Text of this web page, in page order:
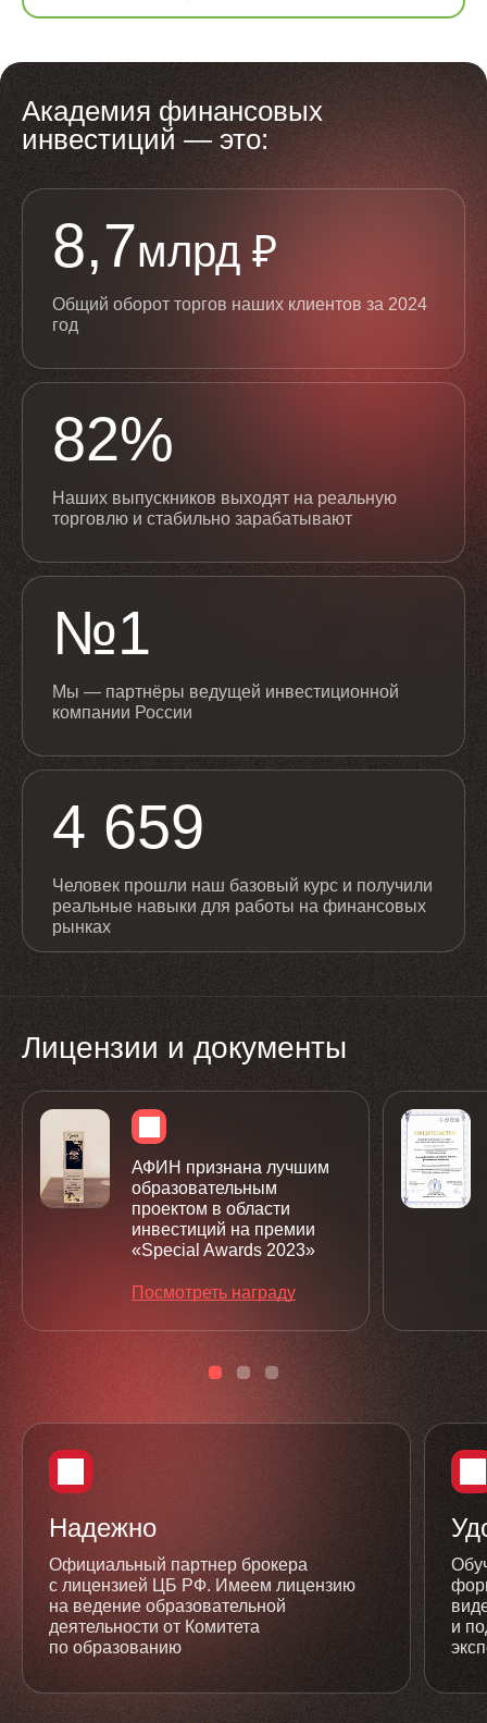
Академия финансовых
инвестиций — это:
8,7млрд ₽
Общий оборот торгов наших клиентов за 2024
год
82%
Наших выпускников выходят на реальную
торговлю и стабильно зарабатывают
№1
Мы — партнёры ведущей инвестиционной
компании России
4 659
Человек прошли наш базовый курс и получили
реальные навыки для работы на финансовых
рынках
Лицензии и документы
АФИН признана лучшим
образовательным
проектом в области
инвестиций на премии
«Special Awards 2023»
Посмотреть награду
Надежно
Официальный партнер брокера
с лицензией ЦБ РФ. Имеем лицензию
на ведение образовательной
деятельности от Комитета
по образованию
и